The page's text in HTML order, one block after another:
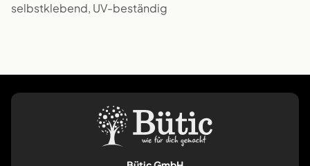
selbstklebend, UV-beständig